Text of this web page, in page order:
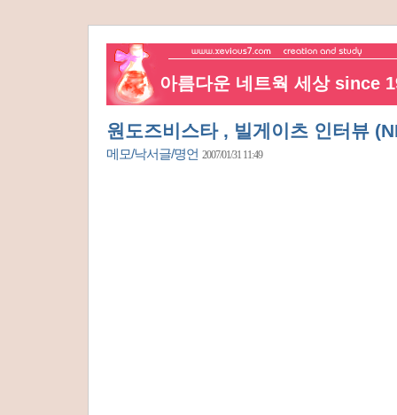
아름다운 네트웍 세상 since
원도즈비스타 , 빌게이츠 인터뷰
메모/낙서글/명언 2007/01/31 11:49